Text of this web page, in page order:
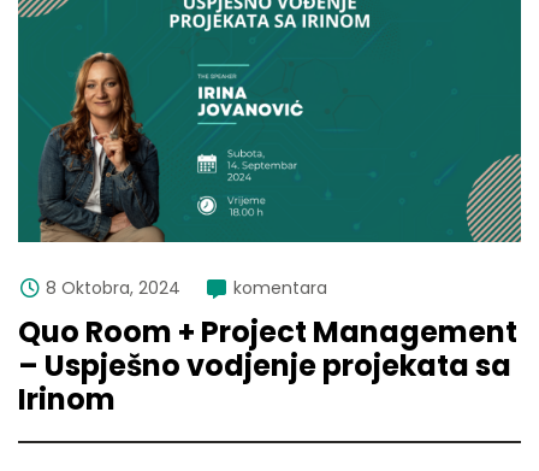
8 Oktobra, 2024 komentara
Quo Room + Project Management
– Uspješno vodjenje projekata sa
Irinom